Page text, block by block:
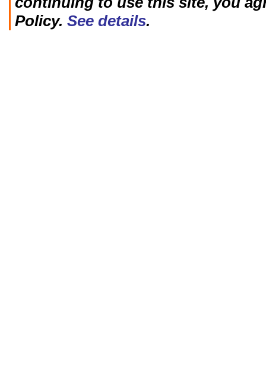
Policy. See details.